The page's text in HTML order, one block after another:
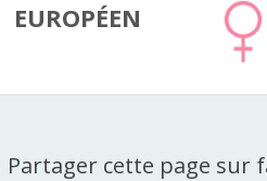
EUROPÉEN
Partager cette page sur